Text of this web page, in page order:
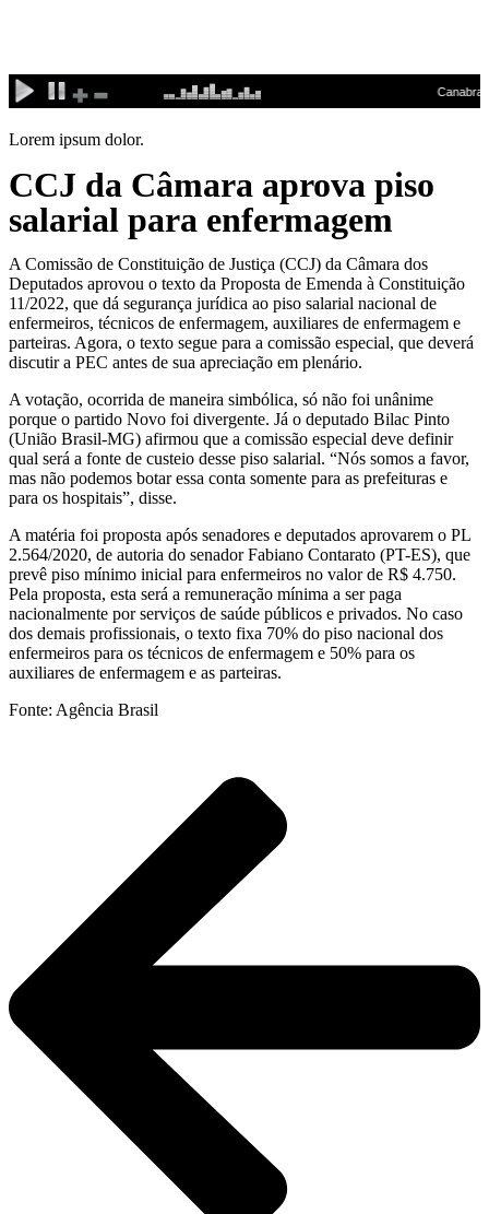
conteúdo
Lorem ipsum dolor.
CCJ da Câmara aprova piso
salarial para enfermagem
A Comissão de Constituição de Justiça (CCJ) da Câmara dos
Deputados aprovou o texto da Proposta de Emenda à Constituição
11/2022, que dá segurança jurídica ao piso salarial nacional de
enfermeiros, técnicos de enfermagem, auxiliares de enfermagem e
parteiras. Agora, o texto segue para a comissão especial, que deverá
discutir a PEC antes de sua apreciação em plenário.
A votação, ocorrida de maneira simbólica, só não foi unânime
porque o partido Novo foi divergente. Já o deputado Bilac Pinto
(União Brasil-MG) afirmou que a comissão especial deve definir
qual será a fonte de custeio desse piso salarial. “Nós somos a favor,
mas não podemos botar essa conta somente para as prefeituras e
para os hospitais”, disse.
A matéria foi proposta após senadores e deputados aprovarem o PL
2.564/2020, de autoria do senador Fabiano Contarato (PT-ES), que
prevê piso mínimo inicial para enfermeiros no valor de R$ 4.750.
Pela proposta, esta será a remuneração mínima a ser paga
nacionalmente por serviços de saúde públicos e privados. No caso
dos demais profissionais, o texto fixa 70% do piso nacional dos
enfermeiros para os técnicos de enfermagem e 50% para os
auxiliares de enfermagem e as parteiras.
Fonte: Agência Brasil